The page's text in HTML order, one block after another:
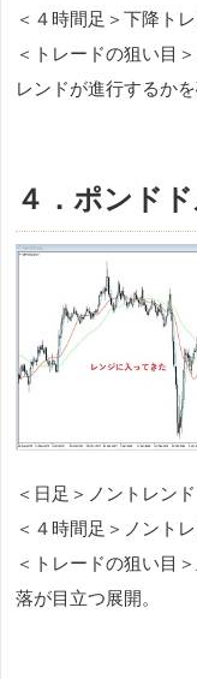
＜４時間足＞下降ト
＜トレードの狙い目
レンドが進行するかを
４．ポンド
＜日足＞ノントレ
＜４時間足＞ノント
＜トレードの狙い目
落が目立つ展開。